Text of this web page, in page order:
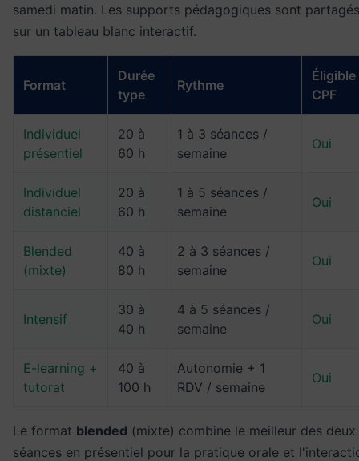
samedi matin. Les supports pédagogiques sont
sur un tableau blanc interactif.
Format
Durée
type
Rythme
Éligible
CPF
Individuel
présentiel
20 à
60 h
1 à 3 séances /
semaine
Oui
Individuel
distanciel
20 à
60 h
1 à 5 séances /
semaine
Oui
Blended
(mixte)
40 à
80 h
2 à 3 séances /
semaine
Oui
Intensif
30 à
40 h
4 à 5 séances /
semaine
Oui
E-learning +
tutorat
40 à
100 h
Autonomie + 1
RDV / semaine
Oui
Le format blended (mixte) combine le meilleur des
séances en présentiel pour la pratique orale et